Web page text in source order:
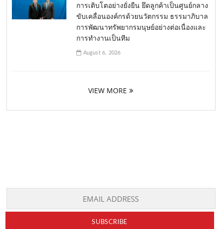
การเติบโตอย่างยั่งยืน ยึดลูกค้าเป็นศูนย์กลาง
ขับเคลื่อนองค์กรด้วยนวัตกรรม ธรรมาภิบาล
การพัฒนาทรัพยากรมนุษย์อย่างต่อเนื่องและ
การทำงานเป็นทีม
August 6, 2026
VIEW MORE